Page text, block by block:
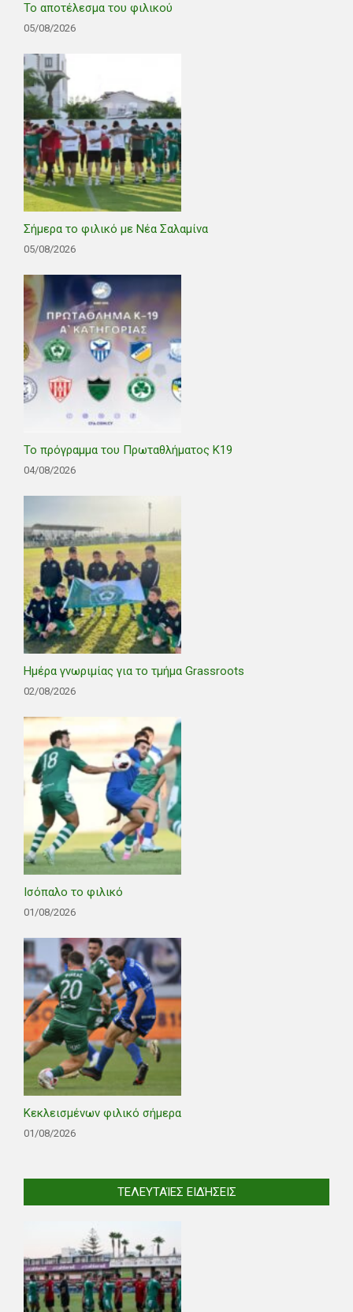
Το αποτέλεσμα του φιλικού
05/08/2026
Σήμερα το φιλικό με Νέα Σαλαμίνα
05/08/2026
Το πρόγραμμα του Πρωταθλήματος Κ19
04/08/2026
Ημέρα γνωριμίας για το τμήμα Grassroots
02/08/2026
Ισόπαλο το φιλικό
01/08/2026
Κεκλεισμένων φιλικό σήμερα
01/08/2026
ΤΕΛΕΥΤΑΊΕΣ ΕΙΔΉΣΕΙΣ